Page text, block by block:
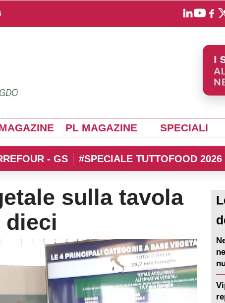
PL MAGAZINE SPECIALI
- GS #SPECIALE TUTTOFOOD 2026
sulla tavola
dieci